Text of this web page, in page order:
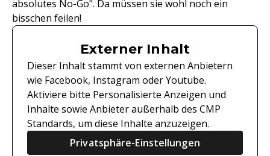
absolutes No-Go". Da müssen sie wohl noch ein
bisschen feilen!
Externer Inhalt
Dieser Inhalt stammt von externen Anbietern
wie Facebook, Instagram oder Youtube.
Aktiviere bitte Personalisierte Anzeigen und
Inhalte sowie Anbieter außerhalb des CMP
Standards, um diese Inhalte anzuzeigen.
Privatsphäre-Einstellungen